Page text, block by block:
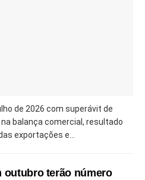
de 2026 com superávit de
balança comercial, resultado
exportações e...
outubro terão número